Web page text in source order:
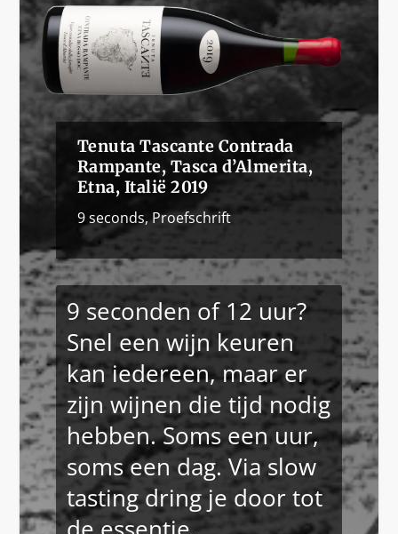
Tenuta Tascante Contrada
Rampante, Tasca d’Almerita,
Etna, Italië 2019
9 seconds,Proefschrift
9 seconden of 12 uur?
Snel een wijn keuren
kan iedereen, maar er
zijn wijnen die tijd nodig
hebben. Soms een uur,
soms een dag. Via slow
tasting dring je door tot